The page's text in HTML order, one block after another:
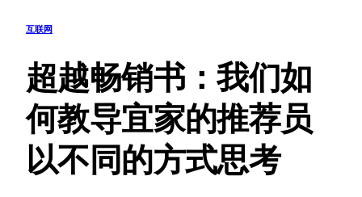
互联网
超越畅销书：我们如
何教导宜家的推荐员
以不同的方式思考